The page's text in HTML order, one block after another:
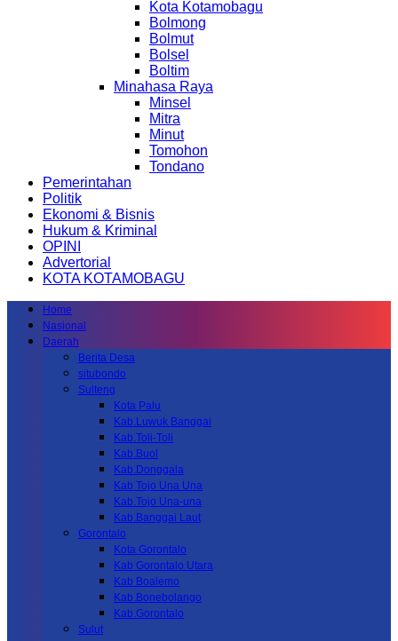
Kota Kotamobagu
Bolmong
Bolmut
Bolsel
Boltim
Minahasa Raya
Minsel
Mitra
Minut
Tomohon
Tondano
Pemerintahan
Politik
Ekonomi & Bisnis
Hukum & Kriminal
OPINI
Advertorial
KOTA KOTAMOBAGU
Home
Nasional
Daerah
Berita Desa
situbondo
Sulteng
Kota Palu
Kab.Luwuk Banggai
Kab.Toli-Toli
Kab.Buol
Kab.Donggala
Kab Tojo Una Una
Kab.Tojo Una-una
Kab.Banggai Laut
Gorontalo
Kota Gorontalo
Kab Gorontalo Utara
Kab Boalemo
Kab.Bonebolango
Kab.Gorontalo
Sulut